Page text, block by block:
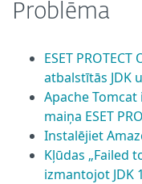
Problēma
ESET
atbalstītās JDK
Apache
maiņa ESET
Instalējiet
Kļūdas „Failed
izmantojot JDK